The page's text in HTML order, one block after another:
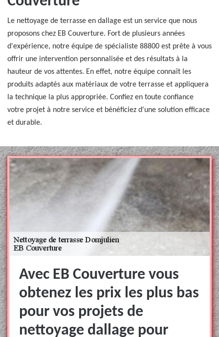
Le nettoyage de terrasse en dallage est un service que nous
proposons chez EB Couverture. Fort de plusieurs années
d'expérience, notre équipe de spécialiste 88800 est prête à vous
offrir une intervention personnalisée et des résultats à la
hauteur de vos attentes. En effet, notre équipe connaît les
produits adaptés aux matériaux de votre terrasse et appliquera
la technique la plus appropriée. Confiez en toute confiance
votre projet à notre service et bénéficiez d'une solution efficace
et durable.
Avec EB Couverture vous
obtenez les prix les plus bas
pour vos projets de
nettoyage dallage pour